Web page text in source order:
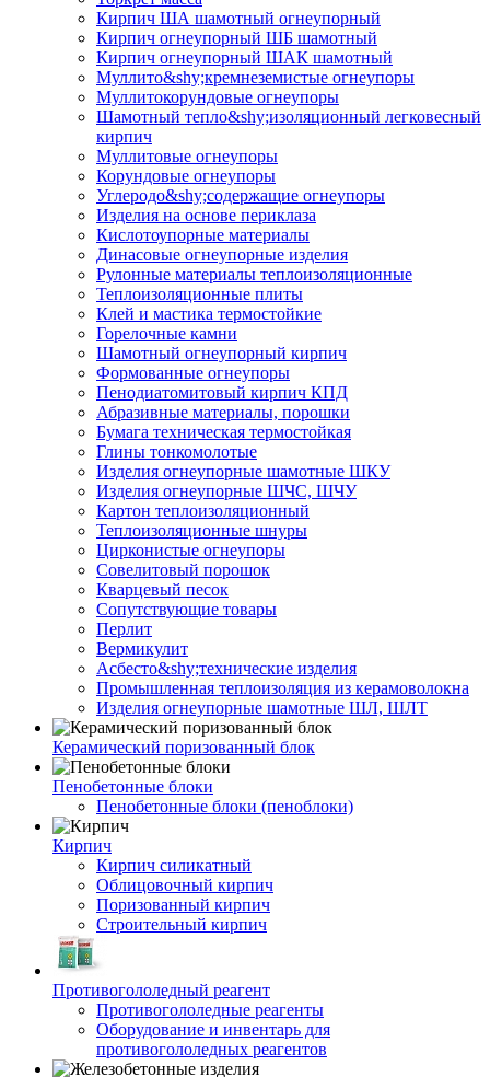
Кирпич ША шамотный огнеупорный
Кирпич огнеупорный ШБ шамотный
Кирпич огнеупорный ШАК шамотный
Муллито&shy;­кремнеземистые огнеупоры
Муллито­корундовые огнеупоры
Шамотный тепло&shy;изоляционный легковесный
кирпич
Муллитовые огнеупоры
Корундовые огнеупоры
Углеродо&shy;содержащие огнеупоры
Изделия на основе периклаза
Кислотоупорные материалы
Динасовые огнеупорные изделия
Рулонные материалы теплоизоляционные
Тепло­изоляционные плиты
Клей и мастика термостойкие
Горелочные камни
Шамотный огнеупорный кирпич
Формованные огнеупоры
Пенодиатомитовый кирпич КПД
Абразивные материалы, порошки
Бумага техническая термостойкая
Глины тонкомолотые
Изделия огнеупорные шамотные ШКУ
Изделия огнеупорные ШЧС, ШЧУ
Картон теплоизоляционный
Теплоизоляционные шнуры
Цирконистые огнеупоры
Совелитовый порошок
Кварцевый песок
Сопутствующие товары
Перлит
Вермикулит
Асбесто&shy;технические изделия
Промышленная теплоизоляция из керамоволокна
Изделия огнеупорные шамотные ШЛ, ШЛТ
Керамический поризованный блок
Пенобетонные блоки
Пенобетонные блоки (пеноблоки)
Кирпич
Кирпич силикатный
Облицовочный кирпич
Поризованный кирпич
Строительный кирпич
Противогололедный реагент
Противогололедные реагенты
Оборудование и инвентарь для
противогололедных реагентов